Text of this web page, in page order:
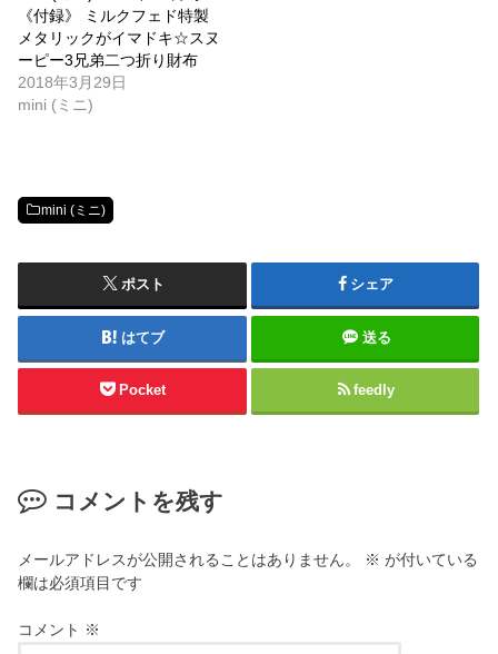
《付録》 ミルクフェド特製
メタリックがイマドキ☆スヌ
ーピー3兄弟二つ折り財布
2018年3月29日
mini (ミニ)
mini (ミニ)
ポスト シェア
はてブ 送る
Pocket feedly
コメントを残す
メールアドレスが公開されることはありません。 ※ が付いている
欄は必須項目です
コメント ※